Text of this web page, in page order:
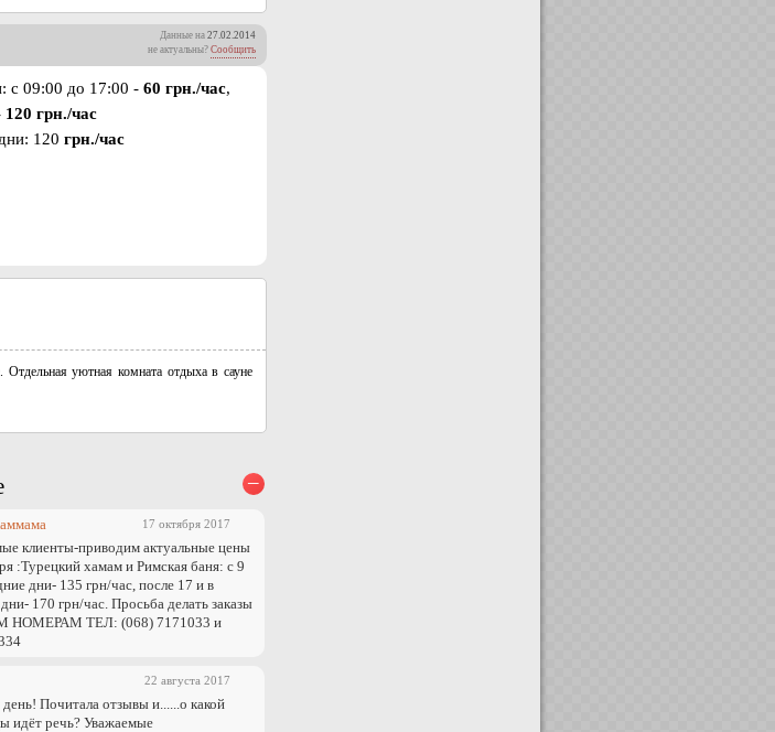
Данные на 27.02.2014
не актуальны? Сообщить
с 09:00 до 17:00 - 60 грн./час,
120 грн./час
120 грн./час
Отдельная уютная комната отдыха в сауне
–
17 октября 2017
клиенты-приводим актуальные цены
:Турецкий хамам и Римская баня: с 9
дни- 135 грн/час, после 17 и в
170 грн/час. Просьба делать заказы
НОМЕРАМ ТЕЛ: (068) 7171033 и
22 августа 2017
Почитала отзывы и......о какой
идёт речь? Уважаемые